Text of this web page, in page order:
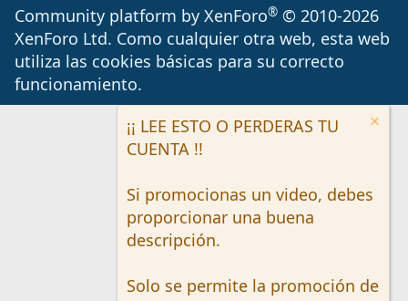
S
Community platform by XenForo® © 2010-2026
XenForo Ltd. Como cualquier otra web, esta web
utiliza las cookies básicas para su correcto
funcionamiento.
¡¡ LEE ESTO O PERDERAS TU
CUENTA !!
Si promocionas un video, debes
proporcionar una buena
descripción.
Solo se permite la promoción de